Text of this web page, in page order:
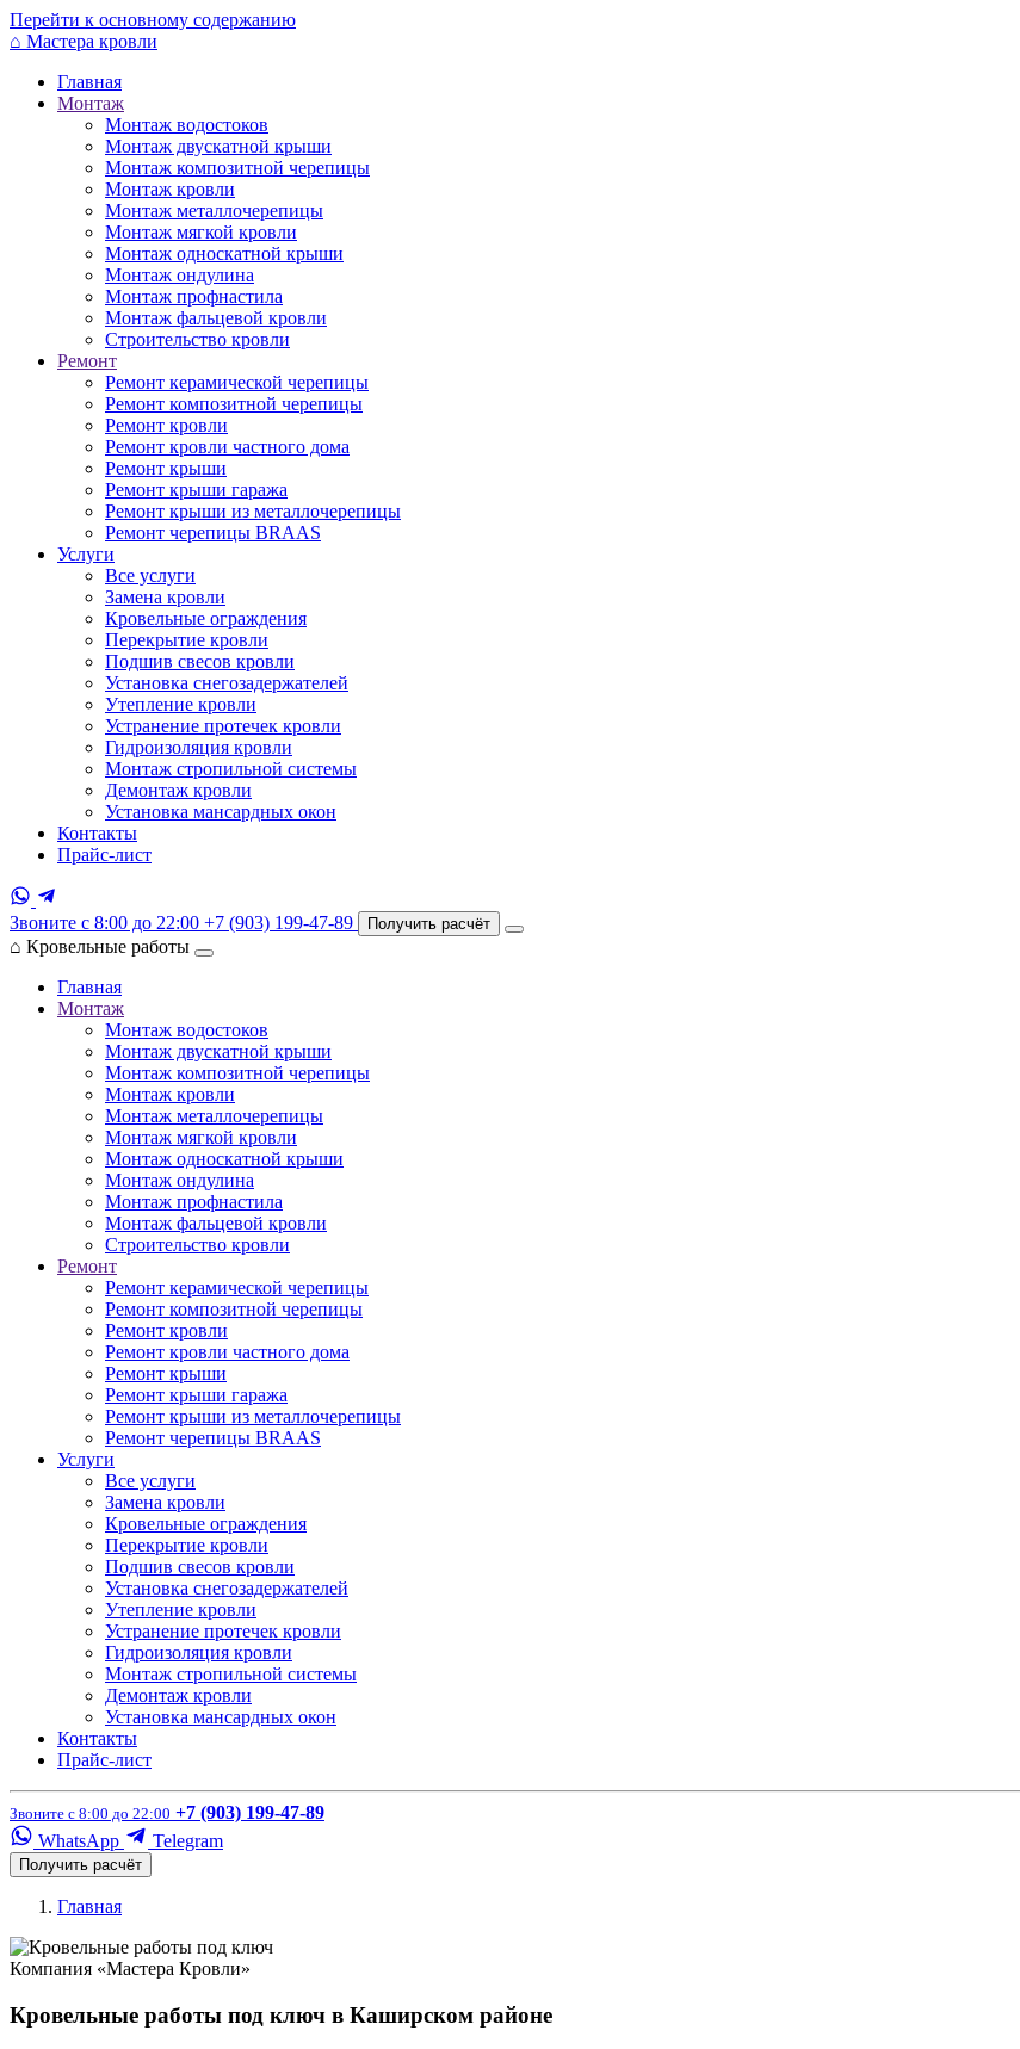
Перейти к основному содержанию
⌂ Мастера кровли
Главная
Монтаж
Монтаж водостоков
Монтаж двускатной крыши
Монтаж композитной черепицы
Монтаж кровли
Монтаж металлочерепицы
Монтаж мягкой кровли
Монтаж односкатной крыши
Монтаж ондулина
Монтаж профнастила
Монтаж фальцевой кровли
Строительство кровли
Ремонт
Ремонт керамической черепицы
Ремонт композитной черепицы
Ремонт кровли
Ремонт кровли частного дома
Ремонт крыши
Ремонт крыши гаража
Ремонт крыши из металлочерепицы
Ремонт черепицы BRAAS
Услуги
Все услуги
Замена кровли
Кровельные ограждения
Перекрытие кровли
Подшив свесов кровли
Установка снегозадержателей
Утепление кровли
Устранение протечек кровли
Гидроизоляция кровли
Монтаж стропильной системы
Демонтаж кровли
Установка мансардных окон
Контакты
Прайс-лист
Звоните с 8:00 до 22:00 +7 (903) 199-47-89 Получить расчёт
⌂ Кровельные работы
Главная
Монтаж
Монтаж водостоков
Монтаж двускатной крыши
Монтаж композитной черепицы
Монтаж кровли
Монтаж металлочерепицы
Монтаж мягкой кровли
Монтаж односкатной крыши
Монтаж ондулина
Монтаж профнастила
Монтаж фальцевой кровли
Строительство кровли
Ремонт
Ремонт керамической черепицы
Ремонт композитной черепицы
Ремонт кровли
Ремонт кровли частного дома
Ремонт крыши
Ремонт крыши гаража
Ремонт крыши из металлочерепицы
Ремонт черепицы BRAAS
Услуги
Все услуги
Замена кровли
Кровельные ограждения
Перекрытие кровли
Подшив свесов кровли
Установка снегозадержателей
Утепление кровли
Устранение протечек кровли
Гидроизоляция кровли
Монтаж стропильной системы
Демонтаж кровли
Установка мансардных окон
Контакты
Прайс-лист
Звоните с 8:00 до 22:00 +7 (903) 199-47-89
WhatsApp
Telegram
Получить расчёт
Главная
Компания «Мастера Кровли»
Кровельные работы под ключ в Каширском районе